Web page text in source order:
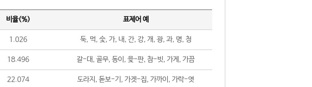
비율(%) 표제어 예
1.026 둑, 먹, 숯, 가, 내, 간, 강, 개, 광, 과, 명, 청
18.496 갈-대, 골무, 동이, 윷-판, 참-빗, 가게, 가끔
22.074 도라지, 돋보-기, 가겟-집, 가까이, 가락-엿